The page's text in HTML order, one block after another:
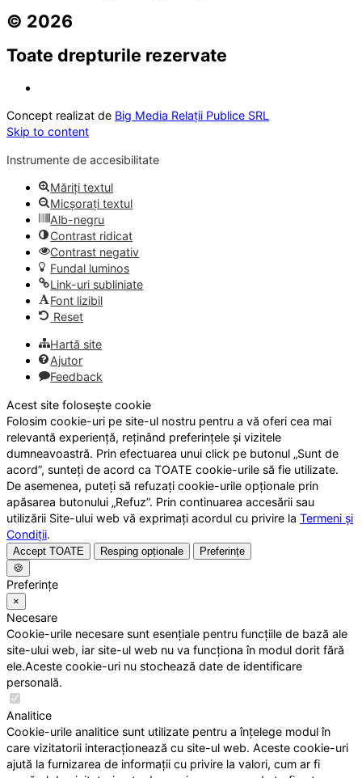
© 2026
Toate drepturile rezervate
Concept realizat de Big Media Relații Publice SRL
Skip to content
Instrumente de accesibilitate
Măriți textul
Micșorați textul
Alb-negru
Contrast ridicat
Contrast negativ
Fundal luminos
Link-uri subliniate
Font lizibil
Reset
Hartă site
Ajutor
Feedback
Acest site folosește cookie
Folosim cookie-uri pe site-ul nostru pentru a vă oferi cea mai
relevantă experiență, reținând preferințele și vizitele
dumneavoastră. Prin efectuarea unui click pe butonul „Sunt de
acord”, sunteți de acord ca TOATE cookie-urile să fie utilizate.
De asemenea, puteți să refuzați cookie-urile opționale prin
apăsarea butonului „Refuz”. Prin continuarea accesării sau
utilizării Site-ului web vă exprimați acordul cu privire la Termeni și
Condiții.
Accept TOATE Resping opționale
Preferințe
🍪
Preferințe
×
Necesare
Cookie-urile necesare sunt esențiale pentru funcțiile de bază ale
site-ului web, iar site-ul web nu va funcționa în modul dorit fără
ele.Aceste cookie-uri nu stochează date de identificare
personală.
Analitice
Cookie-urile analitice sunt utilizate pentru a înțelege modul în
care vizitatorii interacționează cu site-ul web. Aceste cookie-uri
ajută la furnizarea de informații cu privire la valori, cum ar fi